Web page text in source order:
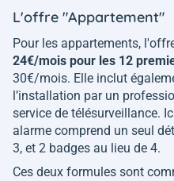
L'offre "Appartement"
Pour les appartements,
24€/mois pour les 12
30€/mois. Elle inclut
l’installation par un
service de télésurveillance.
alarme comprend un seul
3, et 2 badges au lieu de 4.
Ces deux formules sont